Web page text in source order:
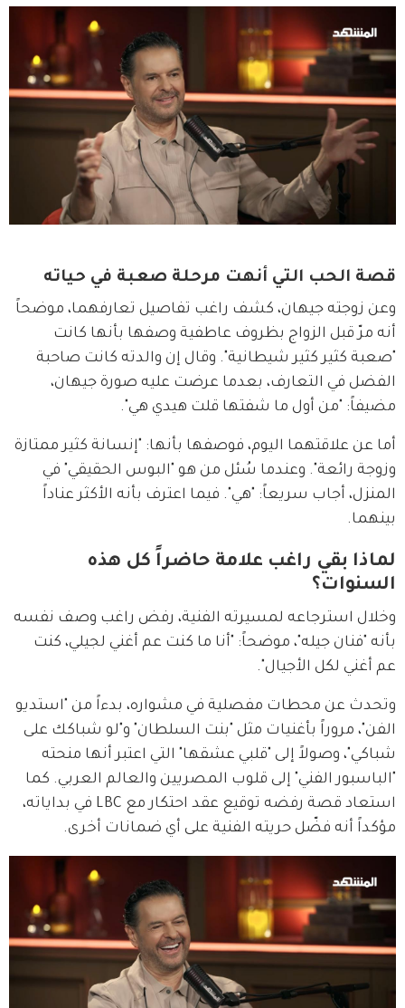
قصة الحب التي أنهت مرحلة صعبة في حياته
وعن زوجته جيهان، كشف راغب تفاصيل تعارفهما، موضحاً
أنه مرّ قبل الزواج بظروف عاطفية وصفها بأنها كانت
"صعبة كثير كثير شيطانية". وقال إن والدته كانت صاحبة
الفضل في التعارف، بعدما عرضت عليه صورة جيهان،
مضيفاً: "من أول ما شفتها قلت هيدي هي".
أما عن علاقتهما اليوم، فوصفها بأنها: "إنسانة كثير ممتازة
وزوجة رائعة". وعندما سُئل من هو "البوس الحقيقي" في
المنزل، أجاب سريعاً: "هي". فيما اعترف بأنه الأكثر عناداً
بينهما.
لماذا بقي راغب علامة حاضراً كل هذه
السنوات؟
وخلال استرجاعه لمسيرته الفنية، رفض راغب وصف نفسه
بأنه "فنان جيله"، موضحاً: "أنا ما كنت عم أغني لجيلي، كنت
عم أغني لكل الأجيال".
وتحدث عن محطات مفصلية في مشواره، بدءاً من "استديو
الفن"، مروراً بأغنيات مثل "بنت السلطان" و"لو شباكك على
شباكي"، وصولاً إلى "قلبي عشقها" التي اعتبر أنها منحته
"الباسبور الفني" إلى قلوب المصريين والعالم العربي. كما
استعاد قصة رفضه توقيع عقد احتكار مع LBC في بداياته،
مؤكداً أنه فضّل حريته الفنية على أي ضمانات أخرى.